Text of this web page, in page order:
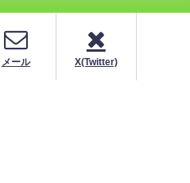
メール X(Twitter)